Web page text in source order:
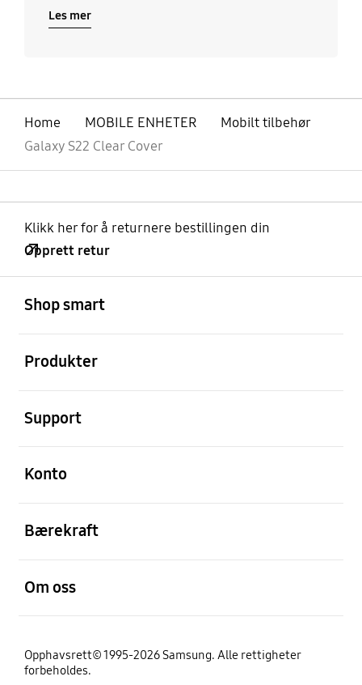
Les mer
Home MOBILE ENHETER
Mobilt tilbehør
Galaxy S22 Clear Cover
Klikk her for å returnere bestillingen din
Opprett retur
Shop smart
Produkter
Support
Konto
Bærekraft
Om oss
Opphavsrett© 1995-2026 Samsung. Alle rettigheter
forbeholdes.